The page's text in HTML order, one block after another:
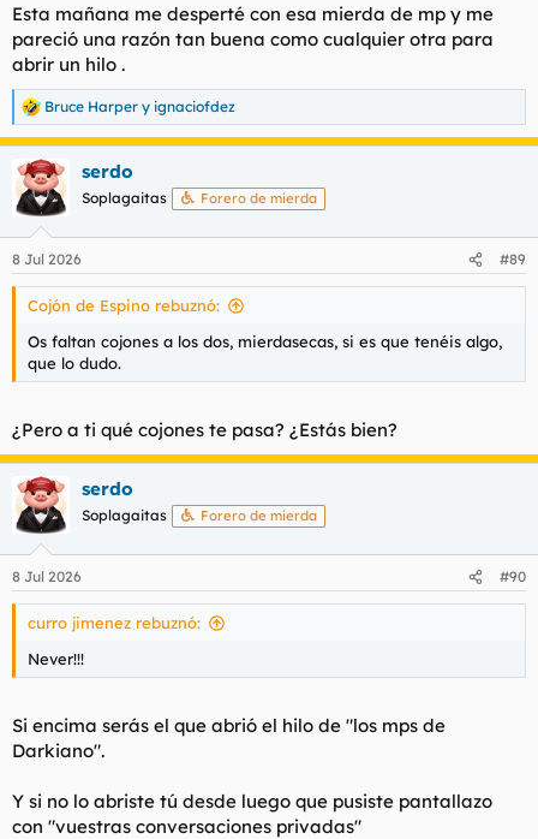
Esta mañana me desperté con esa mierda de mp y me
pareció una razón tan buena como cualquier otra para
abrir un hilo .
R
e
a
c
c
i
e
s
Bruce Harper y ignaciofdez
serdo
Soplagaitas Forero de mierda
8 Jul 2026 #89
Cojón de Espino rebuznó:
Os faltan cojones a los dos, mierdasecas, si es que tenéis algo,
que lo dudo.
¿Pero a ti qué cojones te pasa? ¿Estás bien?
serdo
Soplagaitas Forero de mierda
8 Jul 2026 #90
curro jimenez rebuznó:
Never!!!
Si encima serás el que abrió el hilo de "los mps de
Darkiano".
Y si no lo abriste tú desde luego que pusiste pantallazo
con "vuestras conversaciones privadas"